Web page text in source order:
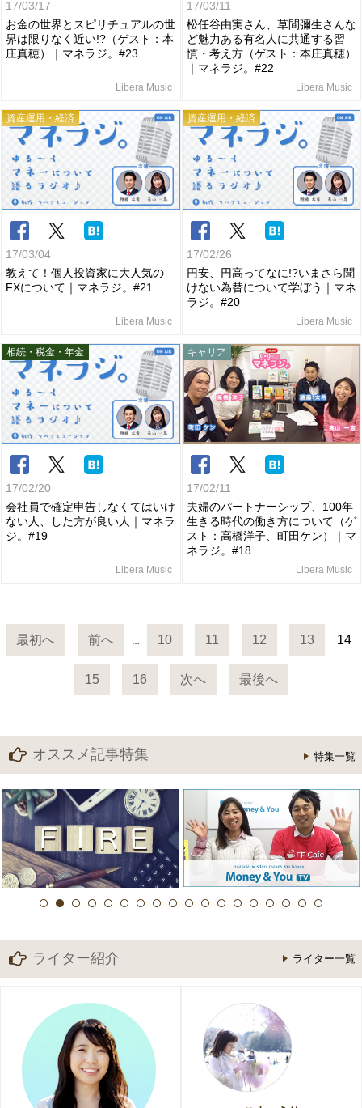
17/03/17
お金の世界とスピリチュアルの世
界は限りなく近い!?（ゲスト：本
庄真穂）｜マネラジ。#23
Libera Music
17/03/11
松任谷由実さん、草間彌生さんな
ど魅力ある有名人に共通する習
慣・考え方（ゲスト：本庄真穂）
｜マネラジ。#22
Libera Music
資産運用・経済
17/03/04
教えて！個人投資家に大人気の
FXについて｜マネラジ。#21
Libera Music
資産運用・経済
17/02/26
円安、円高ってなに!?いまさら聞
けない為替について学ぼう｜マネ
ラジ。#20
Libera Music
相続・税金・年金
17/02/20
会社員で確定申告しなくてはいけ
ない人、した方が良い人｜マネラ
ジ。#19
Libera Music
キャリア
17/02/11
夫婦のパートナーシップ、100年
生きる時代の働き方について（ゲ
スト：高橋洋子、町田ケン）｜マ
ネラジ。#18
Libera Music
最初へ 前へ 10 11 12 13 14
15 16 次へ 最後へ
オススメ記事特集 特集一覧
ライター紹介 ライター一覧